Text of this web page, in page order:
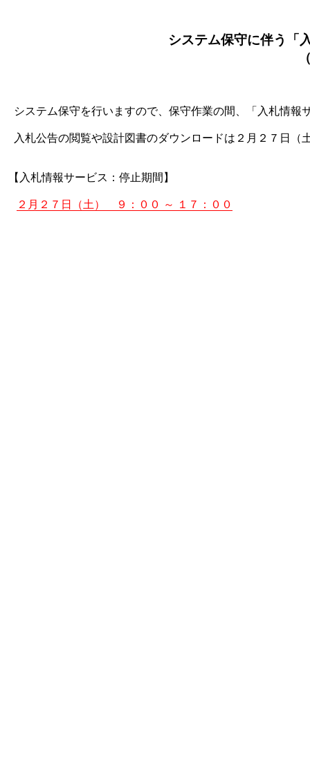
システム保守に伴う「
システム保守を行いますので、保守作業の間、「入札情報
入札公告の閲覧や設計図書のダウンロードは２月２７日
【入札情報サービス：停止期間】
２月２７日（土） ９：００ ～ １７：００